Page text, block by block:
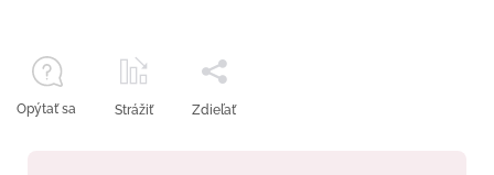
Opýtať sa Strážiť Zdieľať